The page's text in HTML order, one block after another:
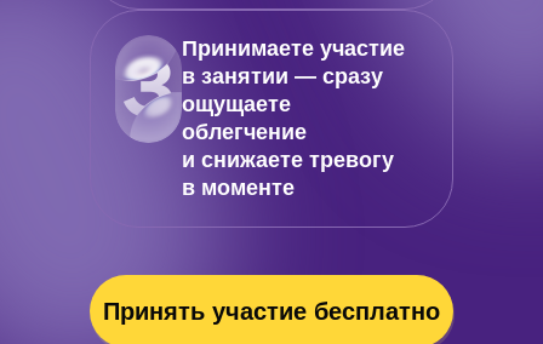
Принимаете участие
в занятии — сразу
ощущаете
облегчение
и снижаете тревогу
в моменте
Принять участие бесплатно